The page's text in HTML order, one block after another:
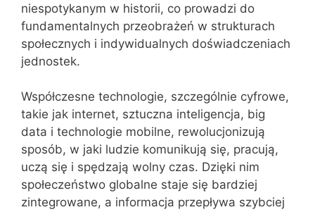
niespotykanym w historii, co prowadzi do
fundamentalnych przeobrażeń w strukturach
społecznych i indywidualnych doświadczeniach
jednostek.
Współczesne technologie, szczególnie cyfrowe,
takie jak internet, sztuczna inteligencja, big
data i technologie mobilne, rewolucjonizują
sposób, w jaki ludzie komunikują się, pracują,
uczą się i spędzają wolny czas. Dzięki nim
społeczeństwo globalne staje się bardziej
zintegrowane, a informacja przepływa szybciej